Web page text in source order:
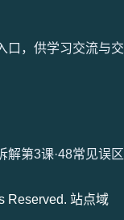
口，供学习交流与交
解第3课·48常见误区
Reserved. 站点域